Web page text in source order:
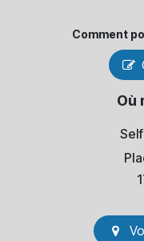
Comment
Où